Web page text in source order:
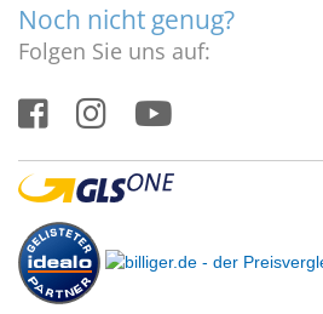
Noch nicht genug?
Folgen Sie uns auf: